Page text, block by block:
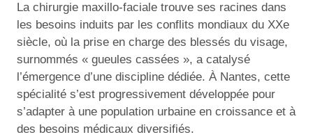
La chirurgie maxillo-faciale trouve ses racines dans
les besoins induits par les conflits mondiaux du XXe
siècle, où la prise en charge des blessés du visage,
surnommés « gueules cassées », a catalysé
l’émergence d’une discipline dédiée. À Nantes, cette
spécialité s’est progressivement développée pour
s’adapter à une population urbaine en croissance et à
des besoins médicaux diversifiés.